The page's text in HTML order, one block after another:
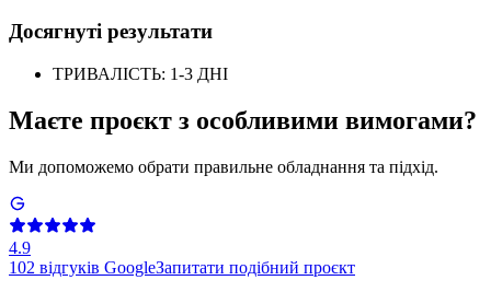
Досягнуті результати
ТРИВАЛІСТЬ: 1-3 ДНІ
Маєте проєкт з особливими вимогами?
Ми допоможемо обрати правильне обладнання та підхід.
4.9
102 відгуків GoogleЗапитати подібний проєкт